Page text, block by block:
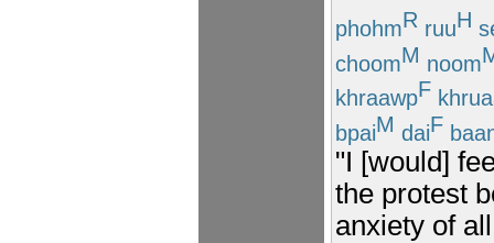
phohmR ruuH
choomM noom
khraawpF
bpaiM daiF
"I [would]
the protest
anxiety of